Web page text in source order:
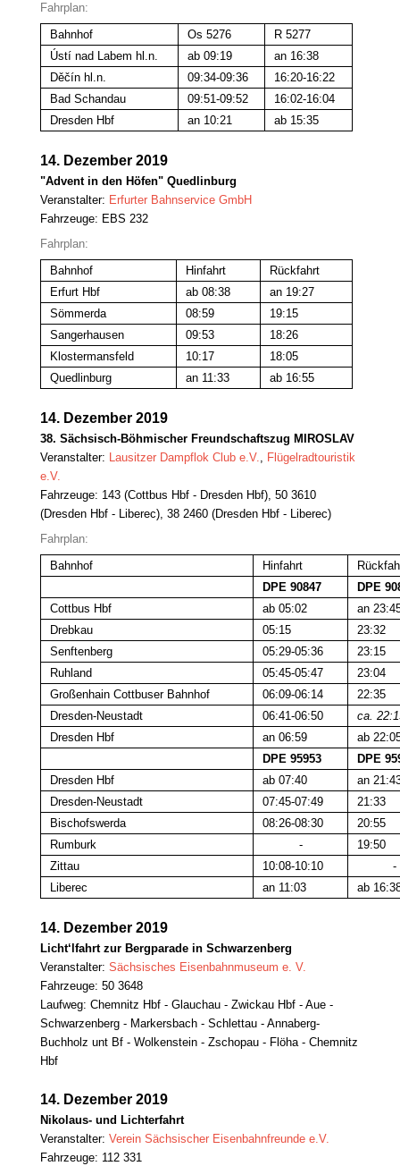
Fahrplan:
Bahnhof
Os 5276
R 5277
Ústí nad Labem hl.n.
ab 09:19
an 16:38
Děčín hl.n.
09:34-09:36
16:20-16:22
Bad Schandau
09:51-09:52
16:02-16:04
Dresden Hbf
an 10:21 ab 15:35
14. Dezember 2019
"Advent in den Höfen" Quedlinburg
Veranstalter: Erfurter Bahnservice GmbH
Fahrzeuge: EBS 232
Fahrplan:
Bahnhof
Hinfahrt
Rückfahrt
Erfurt Hbf
ab 08:38
an 19:27
Sömmerda
08:59
19:15
Sangerhausen
09:53
18:26
Klostermansfeld
10:17
18:05
Quedlinburg
an 11:33 ab 16:55
14. Dezember 2019
38. Sächsisch-Böhmischer Freundschaftszug MIROSLAV
Veranstalter: Lausitzer Dampflok Club e.V., Flügelradtouristik
e.V.
Fahrzeuge: 143 (Cottbus Hbf - Dresden Hbf), 50 3610
(Dresden Hbf - Liberec), 38 2460 (Dresden Hbf - Liberec)
Fahrplan:
Bahnhof
Hinfahrt
DPE 90847
DPE
Cottbus Hbf
ab 05:02
an
Drebkau
05:15
23:32
Senftenberg
05:29-05:36
23:15
Ruhland
05:45-05:47
23:04
Großenhain Cottbuser Bahnhof
06:09-06:14
22:35
Dresden-Neustadt
06:41-06:50
ca.
Dresden Hbf
an 06:59
ab
DPE 95953
DPE
Dresden Hbf
ab 07:40
an
Dresden-Neustadt
07:45-07:49
21:33
Bischofswerda
08:26-08:30
20:55
Rumburk
-
19:50
Zittau
10:08-10:10
-
Liberec
an 11:03 ab
14. Dezember 2019
Licht‘lfahrt zur Bergparade in Schwarzenberg
Veranstalter: Sächsisches Eisenbahnmuseum e. V.
Fahrzeuge: 50 3648
Laufweg: Chemnitz Hbf - Glauchau - Zwickau Hbf - Aue -
Schwarzenberg - Markersbach - Schlettau - Annaberg-
Buchholz unt Bf - Wolkenstein - Zschopau - Flöha - Chemnitz
Hbf
14. Dezember 2019
Nikolaus- und Lichterfahrt
Veranstalter: Verein Sächsischer Eisenbahnfreunde e.V.
Fahrzeuge: 112 331